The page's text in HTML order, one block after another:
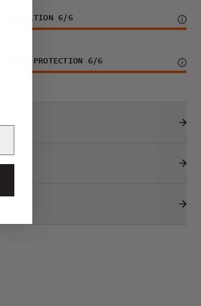
INSULATION 6/6
WATER PROTECTION 6/6